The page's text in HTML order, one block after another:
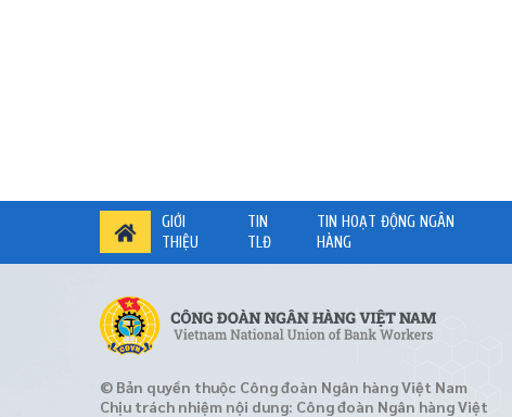
GIỚI
THIỆU
TIN
TLĐ
TIN HOẠT ĐỘNG NGÂN
HÀNG
© Bản quyền thuộc Công đoàn Ngân hàng Việt Nam
Chịu trách nhiệm nội dung: Công đoàn Ngân hàng Việt